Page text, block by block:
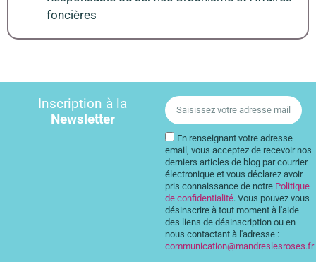
foncières
Inscription à la
Newsletter
En renseignant votre adresse
email, vous acceptez de recevoir nos
derniers articles de blog par courrier
électronique et vous déclarez avoir
pris connaissance de notre Politique
de confidentialité. Vous pouvez vous
désinscrire à tout moment à l'aide
des liens de désinscription ou en
nous contactant à l'adresse :
communication@mandreslesroses.fr